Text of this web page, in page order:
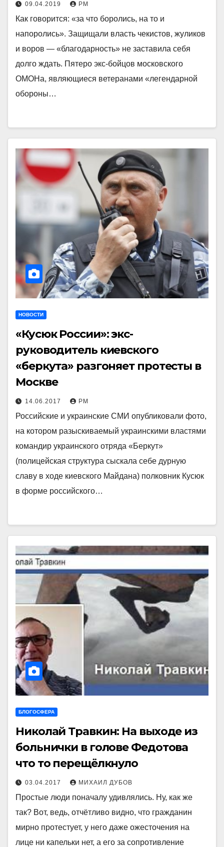
09.04.2019 РМ
Как говорится: «за что боролись, на то и
напоролись». Защищали власть чекистов, жуликов
и воров — «благодарность» не заставила себя
долго ждать. Пятеро экс-бойцов московского
ОМОНа, являющиеся ветеранами «легендарной
обороны…
НОВОСТИ
«Кусюк России»: экс-
руководитель киевского
«беркута» разгоняет протесты в
Москве
14.06.2017 РМ
Российские и украинские СМИ опубликовали фото,
на котором разыскиваемый украинскими властями
командир украинского отряда «Беркут»
(полицейская структура сыскала себе дурную
славу в ходе киевского Майдана) полковник Кусюк
в форме российского…
БЛОГОСФЕРА
Николай Травкин: На выходе из
больнички в голове Федотова
что то перещёлкнуло
03.04.2017 МИХАИЛ ДУБОВ
Простые люди поначалу удивлялись. Ну, как же
так? Вот, ведь, отчётливо видно, что гражданин
мирно протестует, у него даже ожесточения на
лице ни капельки нет, а его за сопротивление